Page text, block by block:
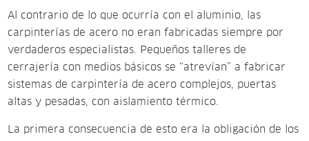
Al contrario de lo que ocurría con el aluminio, las
carpinterías de acero no eran fabricadas siempre por
verdaderos especialistas. Pequeños talleres de
cerrajería con medios básicos se “atrevían” a fabricar
sistemas de carpintería de acero complejos, puertas
altas y pesadas, con aislamiento térmico.
La primera consecuencia de esto era la obligación de los